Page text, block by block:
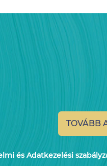
TOVÁBB
és Adatkezelési